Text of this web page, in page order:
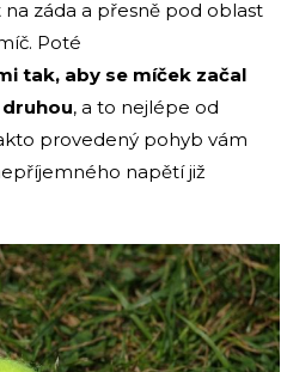
záda a přesně pod oblast
Poté
tak, aby se míček začal
, a to nejlépe od
provedený pohyb vám
napětí již